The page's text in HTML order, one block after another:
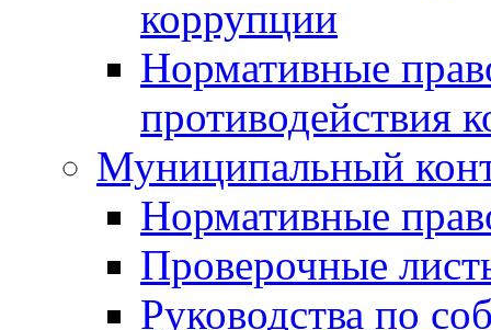
коррупции
Нормативные
противодействия
Муниципальный
Нормативные
Проверочные
Руководства по